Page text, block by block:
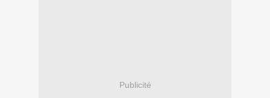
Publicité